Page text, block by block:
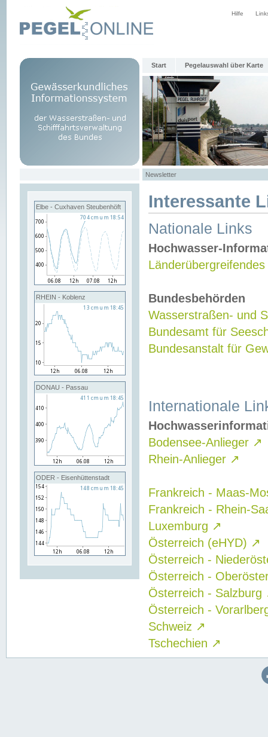
Hilfe
Start Pegelauswahl über Karte
Newsletter
Elbe - Cuxhaven Steubenhöft
RHEIN - Koblenz
DONAU - Passau
ODER - Eisenhüttenstadt
Interessante
Nationale Links
Hochwasser-
Bundesbehörden
Wasserstraßen- und
Bundesamt für
Bundesanstalt für
Internationale
Bodensee-Anlieger ↗
Rhein-Anlieger ↗
Frankreich - Maas-
Frankreich - Rhein-
Luxemburg ↗
Österreich (eHYD) ↗
Österreich -
Österreich -
Österreich - Salzburg
Österreich -
Schweiz ↗
Tschechien ↗